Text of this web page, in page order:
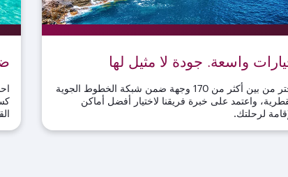
واسعة. جودة لا مثيل لها
اختر من بين أكثر من 170 وجهة ضمن شبكة الخطوط الجوية
واعتمد على خبرة فريقنا لاختيار أفضل أماكن
لرحلتك.